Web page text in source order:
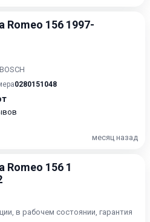
Romeo 156 1997-
0280151048
месяц назад
Romeo 156 1
в рабочем состоянии, гарантия